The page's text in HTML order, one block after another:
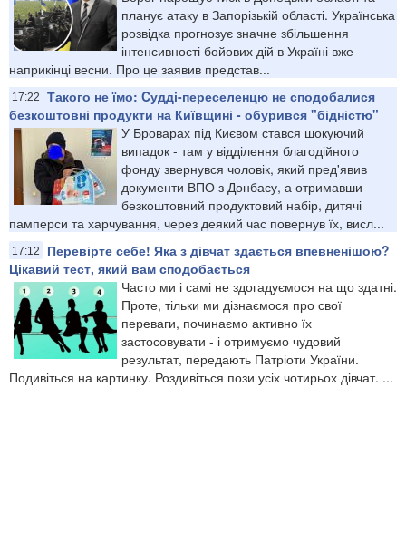
планує атаку в Запорізькій області. Українська
розвідка прогнозує значне збільшення
інтенсивності бойових дій в Україні вже
наприкінці весни. Про це заявив представ...
17:22
Такого не їмо: Cудді-переселенцю не сподобалися
безкоштовні продукти на Київщині - обурився "бідністю"
У Броварах під Києвом стався шокуючий
випадок - там у відділення благодійного
фонду звернувся чоловік, який пред'явив
документи ВПО з Донбасу, а отримавши
безкоштовний продуктовий набір, дитячі
памперси та харчування, через деякий час повернув їх, висл...
17:12
Перевірте себе! Яка з дівчат здається впевненішою?
Цікавий тест, який вам сподобається
Часто ми і самі не здогадуємося на що здатні.
Проте, тільки ми дізнаємося про свої
переваги, починаємо активно їх
застосовувати - і отримуємо чудовий
результат, передають Патріоти України.
Подивіться на картинку. Роздивіться пози усіх чотирьох дівчат. ...